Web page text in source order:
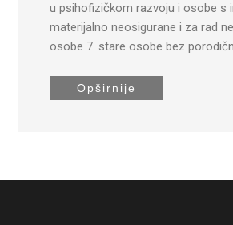
u psihofizičkom razvoju i osobe s
materijalno neosigurane i za rad
osobe 7. stare osobe bez
Opširnije